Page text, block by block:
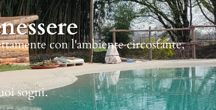
con l'ambiente circostante,
sogni.